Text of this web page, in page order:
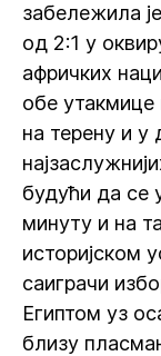
забележила
од 2:1 у
афричких
обе
на терену и у
будући да се
минуту и на
историјском
саиграчи
Египтом уз
близу